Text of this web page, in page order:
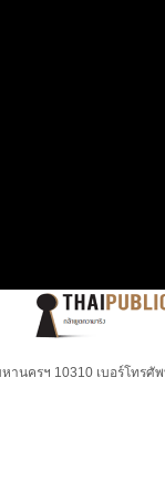
นครฯ 10310 เบอร์โทร